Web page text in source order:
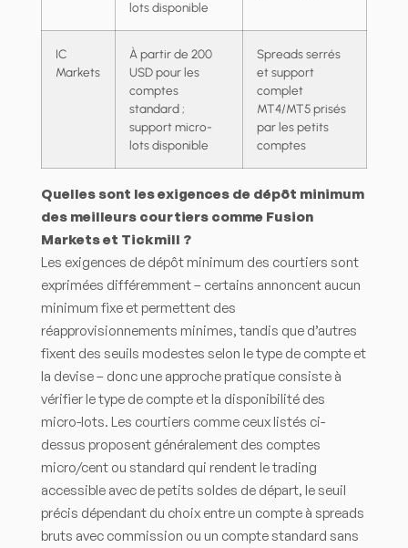
lots disponible
IC
Markets
À partir de 200
USD pour les
comptes
standard ;
support micro-
lots disponible
Spreads serrés
et support
complet
MT4/MT5 prisés
par les petits
comptes
Quelles sont les exigences de dépôt minimum
des meilleurs courtiers comme Fusion
Markets et Tickmill ?
Les exigences de dépôt minimum des courtiers sont
exprimées différemment – certains annoncent aucun
minimum fixe et permettent des
réapprovisionnements minimes, tandis que d’autres
fixent des seuils modestes selon le type de compte et
la devise – donc une approche pratique consiste à
vérifier le type de compte et la disponibilité des
micro-lots. Les courtiers comme ceux listés ci-
dessus proposent généralement des comptes
micro/cent ou standard qui rendent le trading
accessible avec de petits soldes de départ, le seuil
précis dépendant du choix entre un compte à spreads
bruts avec commission ou un compte standard sans